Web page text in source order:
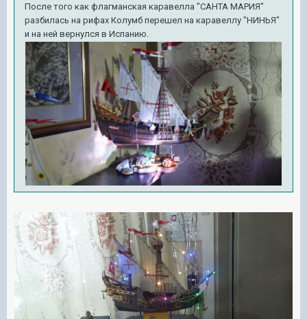
После того как флагманская каравелла "САНТА МАРИЯ"
разбилась на рифах Колумб перешел на каравеллу "НИНЬЯ"
и на ней вернулся в Испанию.